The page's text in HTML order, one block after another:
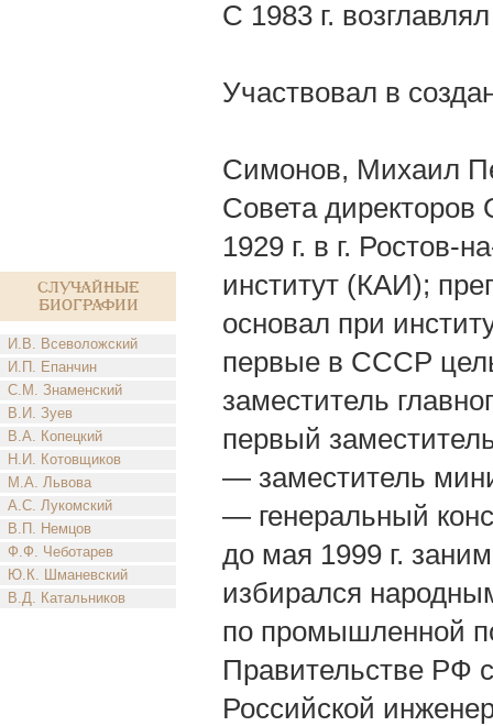
Случайные
биографии
И.В. Всеволожский
И.П. Епанчин
С.М. Знаменский
В.И. Зуев
В.А. Копецкий
Н.И. Котовщиков
М.А. Львова
А.С. Лукомский
В.П. Немцов
Ф.Ф. Чеботарев
Ю.К. Шманевский
В.Д. Катальников
С 1983 г.
Участвовал в
Симонов, Михаил
Совета
1929 г. в г. Ростов-
институт (КАИ);
основал при
первые в СССР
заместитель
первый
— заместитель
— генеральный
до мая 1999 г.
избирался
по промышленной
Правительстве РФ
Российской